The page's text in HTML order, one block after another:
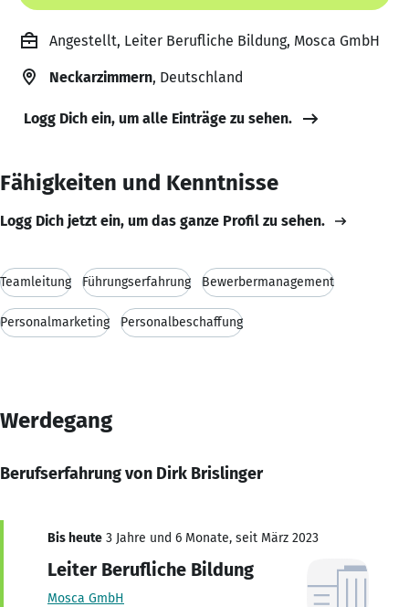
Angestellt, Leiter Berufliche Bildung, Mosca GmbH
Neckarzimmern, Deutschland
Logg Dich ein, um alle Einträge zu sehen.
Fähigkeiten und Kenntnisse
Logg Dich jetzt ein, um das ganze Profil zu sehen.
Teamleitung Führungserfahrung Bewerbermanagement
Personalmarketing Personalbeschaffung
Werdegang
Berufserfahrung von Dirk Brislinger
Bis heute 3 Jahre und 6 Monate, seit März 2023
Leiter Berufliche Bildung
Mosca GmbH